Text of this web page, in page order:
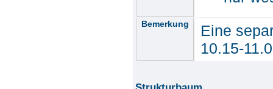
Bemerkung
Eine
10.15-